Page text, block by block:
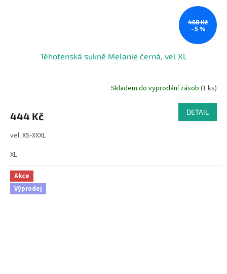
468 Kč
–5 %
Těhotenská sukně Melanie černá, vel XL
Skladem do vyprodání zásob (1 ks)
444 Kč DETAIL
vel. XS-XXXL
XL
Akce
Výprodej